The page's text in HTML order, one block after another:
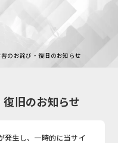
のお詫び・復旧のお知らせ
旧のお知らせ
発生し、一時的に当サイ